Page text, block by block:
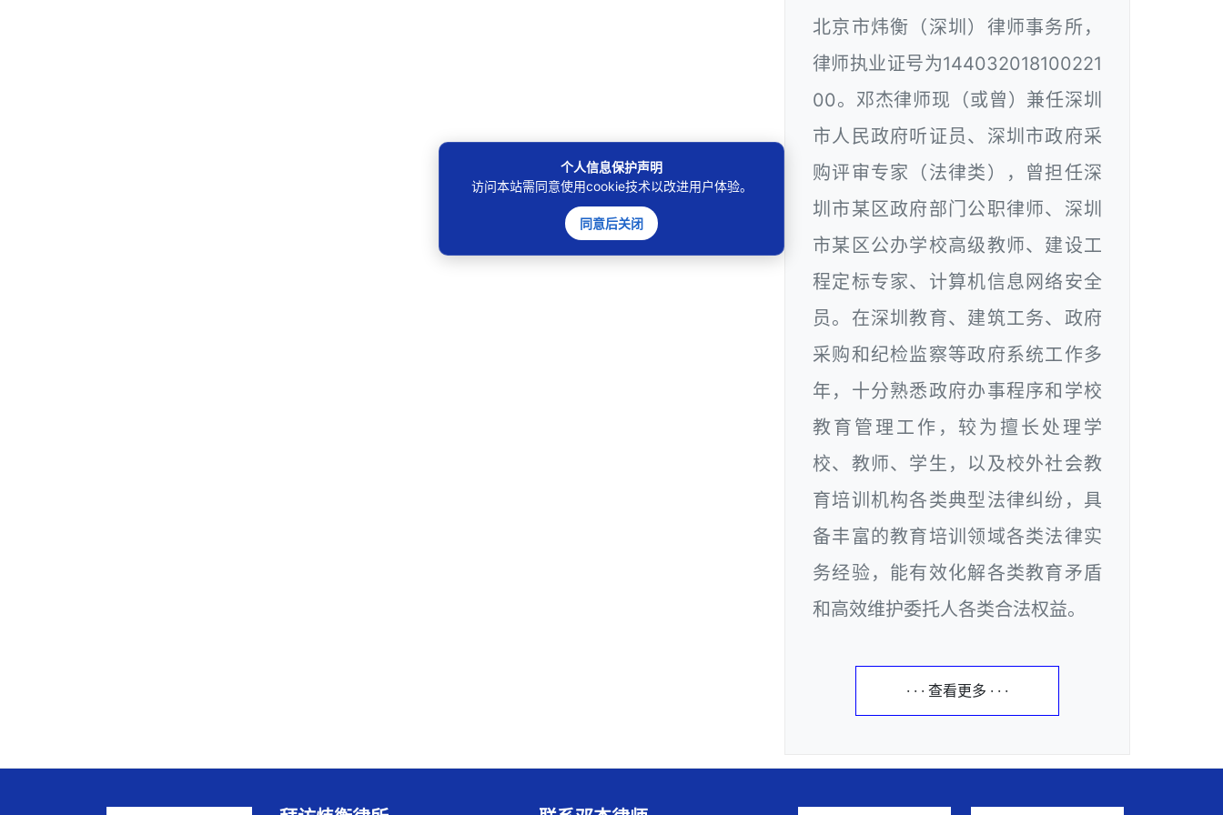
北京市炜衡（深圳）律师事务所，
律师执业证号为144032018100221
00。邓杰律师现（或曾）兼任深圳
市人民政府听证员、深圳市政府采
购评审专家（法律类），曾担任深
圳市某区政府部门公职律师、深圳
市某区公办学校高级教师、建设工
程定标专家、计算机信息网络安全
员。在深圳教育、建筑工务、政府
采购和纪检监察等政府系统工作多
年，十分熟悉政府办事程序和学校
教育管理工作，较为擅长处理学
校、教师、学生，以及校外社会教
育培训机构各类典型法律纠纷，具
备丰富的教育培训领域各类法律实
务经验，能有效化解各类教育矛盾
和高效维护委托人各类合法权益。
· · · 查看更多 · · ·
个人信息保护声明
访问本站需同意使用cookie技术以改进用户体验。
同意后关闭